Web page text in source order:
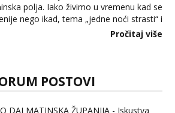
polja. Iako živimo u vremenu kad se
nego ikad, tema „jedne noći strasti“ i
Što zapravo misle žene, a što
Pročitaj više
POSTOVI
DALMATINSKA ŽUPANIJA - Iskustva